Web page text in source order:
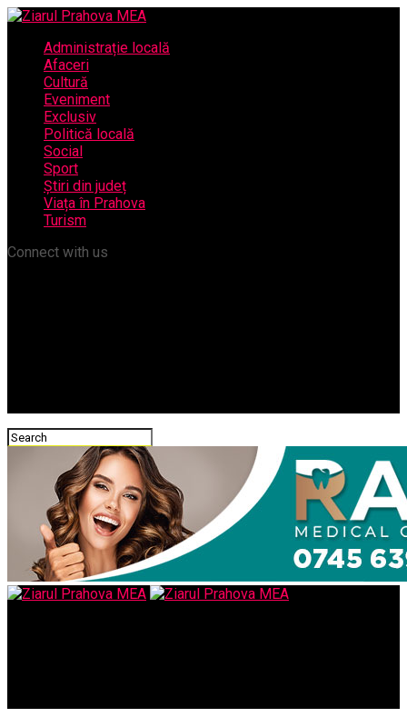
Administrație locală
Afaceri
Cultură
Eveniment
Exclusiv
Politică locală
Social
Sport
Știri din județ
Viața în Prahova
Turism
Connect with us